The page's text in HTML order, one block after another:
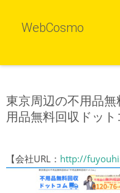
WebCosmo
東京周辺の不用品
用品無料回収ドット
【会社URL： http://